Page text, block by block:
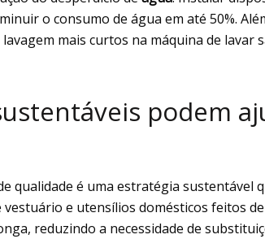
o consumo de água em até 50%.
mais curtos na máquina de lavar
podem
qualidade é uma estratégia sustentável
e utensílios domésticos feitos
reduzindo a necessidade de